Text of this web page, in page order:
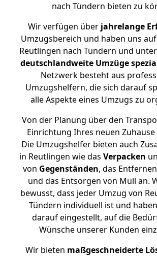
nach Tündern bieten zu
Wir verfügen überjahrelange
Umzugsbereich und haben uns
Reutlingen nach Tündern und
deutschlandweite Umzüge
Netzwerk besteht aus
Umzugshelfern, die sich darauf
alle Aspekte eines Umzugs zu
Von der Planung über den
Einrichtung Ihres neuen
Die Umzugshelfer bieten auch
in Reutlingen wie das Verpacken
von Gegenständen, das
und das Entsorgen von Müll an.
bewusst, dass jeder Umzug von
Tündern individuell ist und
darauf eingestellt, auf die
Wünsche unserer Kunden
Wir bieten maßgeschneiderte